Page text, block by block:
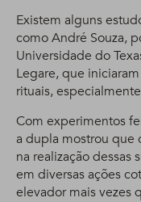
Existem alguns
como André Souza,
Universidade do
Legare, que
rituais,
Com experimentos
a dupla mostrou que
na realização dessas
em diversas ações
elevador mais vezes